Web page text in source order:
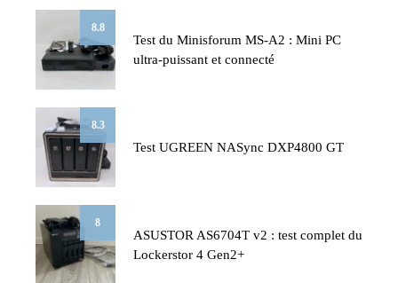
8.8
Test du Minisforum MS-A2 : Mini PC
ultra-puissant et connecté
8.3
Test UGREEN NASync DXP4800 GT
8
ASUSTOR AS6704T v2 : test complet du
Lockerstor 4 Gen2+